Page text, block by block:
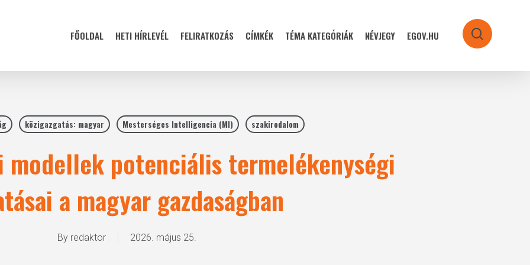
FŐOLDAL HETI HÍRLEVÉL FELIRATKOZÁS CÍMKÉK TÉMA KATEGÓRIÁK NÉVJEGY EGOV.HU search
közigazgatás: magyar Mesterséges Intelligencia (MI) szakirodalom
modellek potenciális termelékenységi
a magyar gazdaságban
By redaktor 2026. május 25.